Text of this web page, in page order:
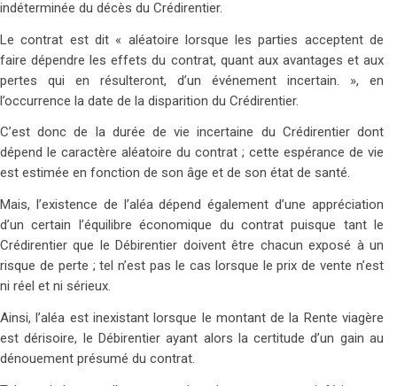
indéterminée du décès du Crédirentier.
Le contrat est dit « aléatoire lorsque les parties acceptent de
faire dépendre les effets du contrat, quant aux avantages et aux
pertes qui en résulteront, d’un événement incertain. », en
l’occurrence la date de la disparition du Crédirentier.
C’est donc de la durée de vie incertaine du Crédirentier dont
dépend le caractère aléatoire du contrat ; cette espérance de vie
est estimée en fonction de son âge et de son état de santé.
Mais, l’existence de l’aléa dépend également d’une appréciation
d’un certain l’équilibre économique du contrat puisque tant le
Crédirentier que le Débirentier doivent être chacun exposé à un
risque de perte ; tel n’est pas le cas lorsque le prix de vente n’est
ni réel et ni sérieux.
Ainsi, l’aléa est inexistant lorsque le montant de la Rente viagère
est dérisoire, le Débirentier ayant alors la certitude d’un gain au
dénouement présumé du contrat.